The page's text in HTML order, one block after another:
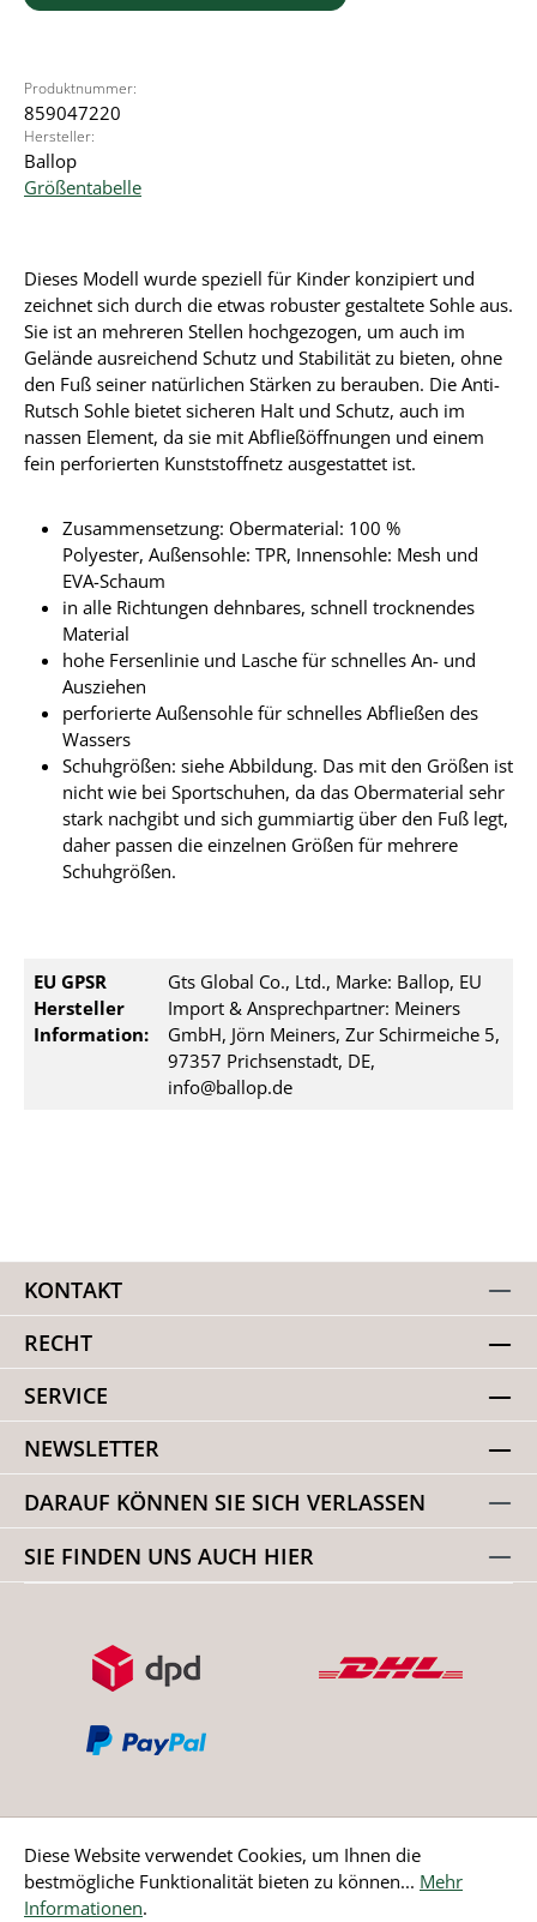
Produktnummer:
859047220
Hersteller:
Ballop
Größentabelle
Dieses Modell wurde speziell für Kinder konzipiert und
zeichnet sich durch die etwas robuster gestaltete Sohle aus.
Sie ist an mehreren Stellen hochgezogen, um auch im
Gelände ausreichend Schutz und Stabilität zu bieten, ohne
den Fuß seiner natürlichen Stärken zu berauben. Die Anti-
Rutsch Sohle bietet sicheren Halt und Schutz, auch im
nassen Element, da sie mit Abfließöffnungen und einem
fein perforierten Kunststoffnetz ausgestattet ist.
Zusammensetzung: Obermaterial: 100 %
Polyester, Außensohle: TPR, Innensohle: Mesh und
EVA-Schaum
in alle Richtungen dehnbares, schnell trocknendes
Material
hohe Fersenlinie und Lasche für schnelles An- und
Ausziehen
perforierte Außensohle für schnelles Abfließen des
Wassers
Schuhgrößen: siehe Abbildung. Das mit den Größen ist
nicht wie bei Sportschuhen, da das Obermaterial sehr
stark nachgibt und sich gummiartig über den Fuß legt,
daher passen die einzelnen Größen für mehrere
Schuhgrößen.
EU GPSR
Hersteller
Information:
Gts Global Co., Ltd., Marke: Ballop, EU
Import & Ansprechpartner: Meiners
GmbH, Jörn Meiners, Zur Schirmeiche 5,
97357 Prichsenstadt, DE,
info@ballop.de
KONTAKT
RECHT
SERVICE
NEWSLETTER
DARAUF KÖNNEN SIE SICH VERLASSEN
SIE FINDEN UNS AUCH HIER
Bestellung widerrufen
Diese Website verwendet Cookies, um Ihnen die
bestmögliche Funktionalität bieten zu können... Mehr
Informationen.